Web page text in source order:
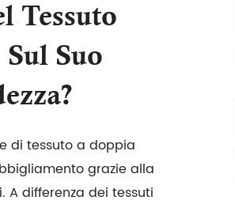
Tessuto
Suo
di tessuto a doppia
grazie alla
differenza dei tessuti